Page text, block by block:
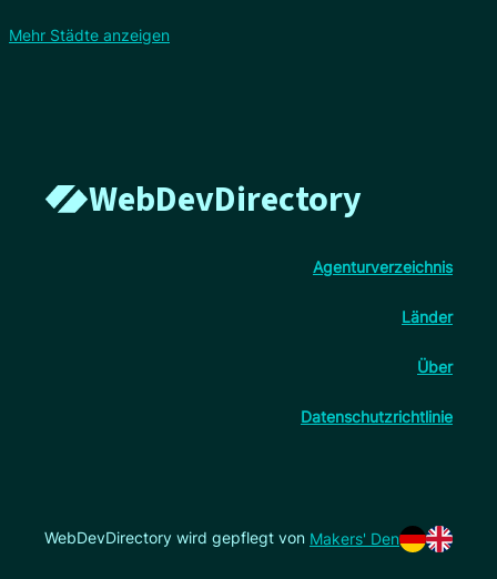
Mehr Städte anzeigen
WebDevDirectory
Agenturverzeichnis
Länder
Über
Datenschutzrichtlinie
WebDevDirectory wird gepflegt von Makers' Den